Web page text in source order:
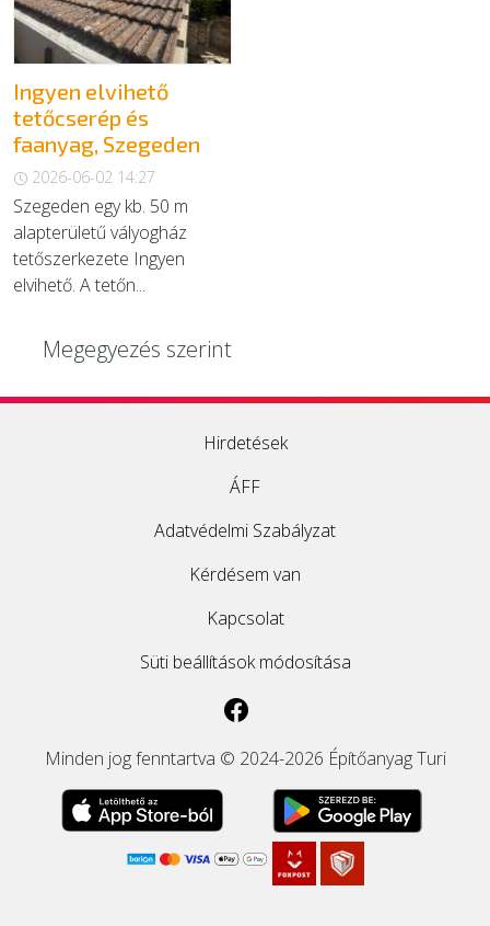
SZOLGÁLTATÓK
Ingyen elvihető
tetőcserép és
faanyag, Szegeden
2026-06-02 14:27
Szegeden egy kb. 50 m
alapterületű vályogház
tetőszerkezete Ingyen
elvihető. A tetőn...
Megegyezés szerint
Hirdetések
ÁFF
Adatvédelmi Szabályzat
Kérdésem van
Kapcsolat
Süti beállítások módosítása
Minden jog fenntartva © 2024-2026 Építőanyag Turi